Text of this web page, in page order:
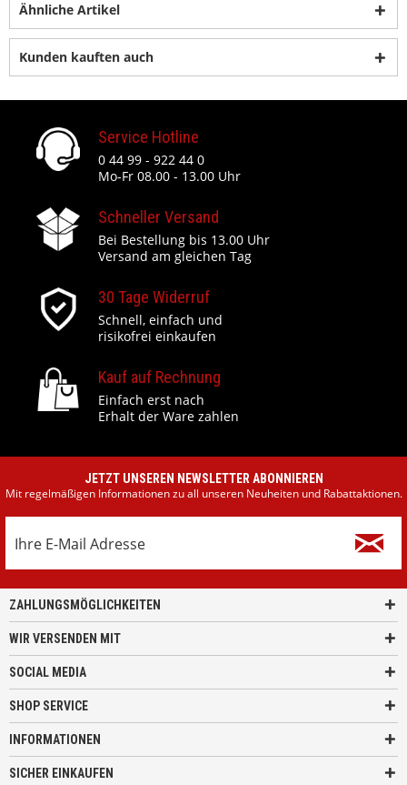
Ähnliche Artikel
Kunden kauften auch
Service Hotline
0 44 99 - 922 44 0
Mo-Fr 08.00 - 13.00 Uhr
Schneller Versand
Bei Bestellung bis 13.00 Uhr
Versand am gleichen Tag
30 Tage Widerruf
Schnell, einfach und
risikofrei einkaufen
Kauf auf Rechnung
Einfach erst nach
Erhalt der Ware zahlen
JETZT UNSEREN NEWSLETTER ABONNIEREN
Mit regelmäßigen Informationen zu all unseren Neuheiten und Rabattaktionen.
ZAHLUNGSMÖGLICHKEITEN
WIR VERSENDEN MIT
SOCIAL MEDIA
SHOP SERVICE
INFORMATIONEN
SICHER EINKAUFEN